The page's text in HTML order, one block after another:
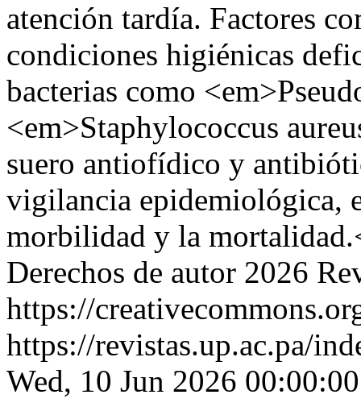
atención tardía. Factores
condiciones higiénicas
bacterias como
<em>Staphylococcus
suero antiofídico y
vigilancia epidemiológica,
morbilidad y la
Derechos de autor 2026
https://
https://revistas.up.ac.pa/
Wed, 10 Jun 2026